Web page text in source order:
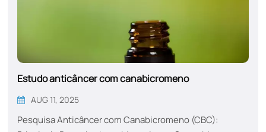
Estudo anticâncer com canabicromeno
AUG 11, 2025
Pesquisa Anticâncer com Canabicromeno (CBC):